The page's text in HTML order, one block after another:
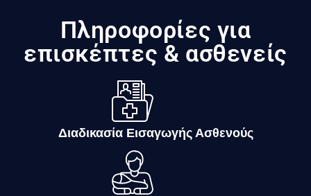
Πληροφορίες για
επισκέπτες & ασθενείς
Διαδικασία Εισαγωγής Ασθενούς